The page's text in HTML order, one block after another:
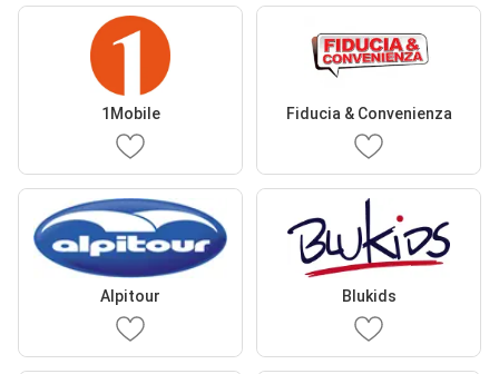
1Mobile Fiducia & Convenienza
Alpitour Blukids